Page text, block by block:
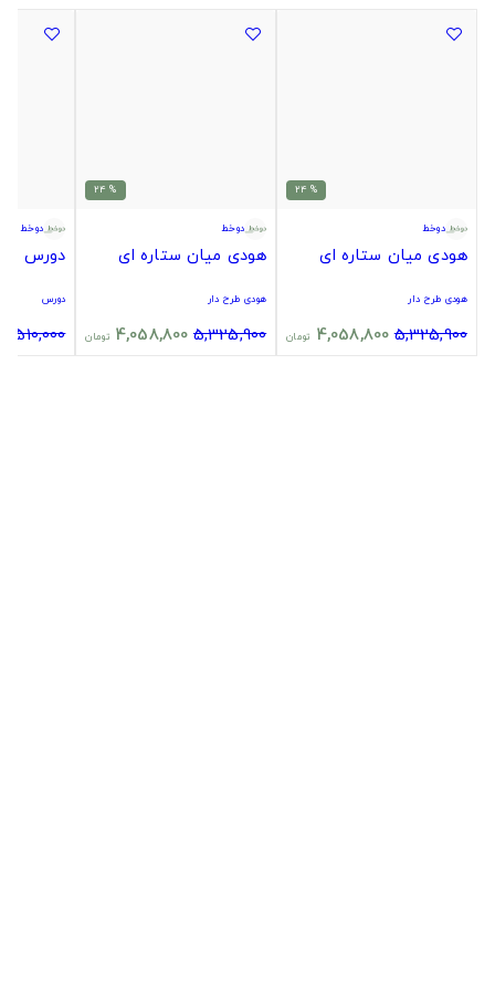
% 24
دوخط
هودی میان ستاره ای
هودی طرح دار
5,325,900
4,058,800 تومان
% 24
دوخط
هودی میان ستاره ای
هودی طرح دار
5,325,900
4,058,800 تومان
دوخط
دورس
دورس
4,510,000